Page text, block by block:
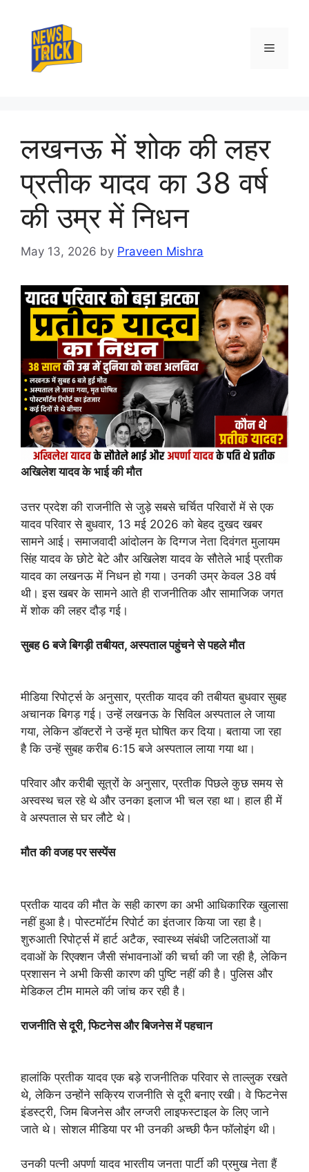
content
Menu
लखनऊ में शोक की लहर
प्रतीक यादव का 38 वर्ष
की उम्र में निधन
May 13, 2026 by Praveen Mishra
अखिलेश यादव के भाई की मौत
उत्तर प्रदेश की राजनीति से जुड़े सबसे चर्चित परिवारों में से एक
यादव परिवार से बुधवार, 13 मई 2026 को बेहद दुखद खबर
सामने आई। समाजवादी आंदोलन के दिग्गज नेता दिवंगत मुलायम
सिंह यादव के छोटे बेटे और अखिलेश यादव के सौतेले भाई प्रतीक
यादव का लखनऊ में निधन हो गया। उनकी उम्र केवल 38 वर्ष
थी। इस खबर के सामने आते ही राजनीतिक और सामाजिक जगत
में शोक की लहर दौड़ गई।
सुबह 6 बजे बिगड़ी तबीयत, अस्पताल पहुंचने से पहले मौत
मीडिया रिपोर्ट्स के अनुसार, प्रतीक यादव की तबीयत बुधवार सुबह
अचानक बिगड़ गई। उन्हें लखनऊ के सिविल अस्पताल ले जाया
गया, लेकिन डॉक्टरों ने उन्हें मृत घोषित कर दिया। बताया जा रहा
है कि उन्हें सुबह करीब 6:15 बजे अस्पताल लाया गया था।
परिवार और करीबी सूत्रों के अनुसार, प्रतीक पिछले कुछ समय से
अस्वस्थ चल रहे थे और उनका इलाज भी चल रहा था। हाल ही में
वे अस्पताल से घर लौटे थे।
मौत की वजह पर सस्पेंस
प्रतीक यादव की मौत के सही कारण का अभी आधिकारिक खुलासा
नहीं हुआ है। पोस्टमॉर्टम रिपोर्ट का इंतजार किया जा रहा है।
शुरुआती रिपोर्ट्स में हार्ट अटैक, स्वास्थ्य संबंधी जटिलताओं या
दवाओं के रिएक्शन जैसी संभावनाओं की चर्चा की जा रही है, लेकिन
प्रशासन ने अभी किसी कारण की पुष्टि नहीं की है। पुलिस और
मेडिकल टीम मामले की जांच कर रही है।
राजनीति से दूरी, फिटनेस और बिजनेस में पहचान
हालांकि प्रतीक यादव एक बड़े राजनीतिक परिवार से ताल्लुक रखते
थे, लेकिन उन्होंने सक्रिय राजनीति से दूरी बनाए रखी। वे फिटनेस
इंडस्ट्री, जिम बिजनेस और लग्जरी लाइफस्टाइल के लिए जाने
जाते थे। सोशल मीडिया पर भी उनकी अच्छी फैन फॉलोइंग थी।
उनकी पत्नी अपर्णा यादव भारतीय जनता पार्टी की प्रमुख नेता हैं